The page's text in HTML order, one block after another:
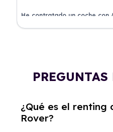
He contratado un coche con
estoy impresionado. Todo
PREGUNTAS
¿Qué es el renting
Rover?